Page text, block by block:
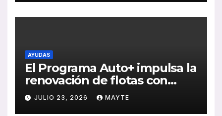
rentabilidad
AYUDAS
El Programa Auto+ impulsa la
renovación de flotas con
ayudas a vehículos eléctricos
ligeros
JULIO 23, 2026 MAYTE